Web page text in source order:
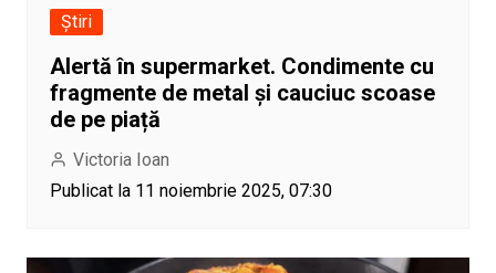
Știri
Alertă în supermarket. Condimente cu
fragmente de metal și cauciuc scoase
de pe piață
Victoria Ioan
Publicat la 11 noiembrie 2025, 07:30